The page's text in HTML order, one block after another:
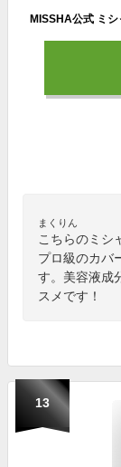
まくりん
こちらのミシ
プロ級のカバ
す。美容液成
スメです！
13